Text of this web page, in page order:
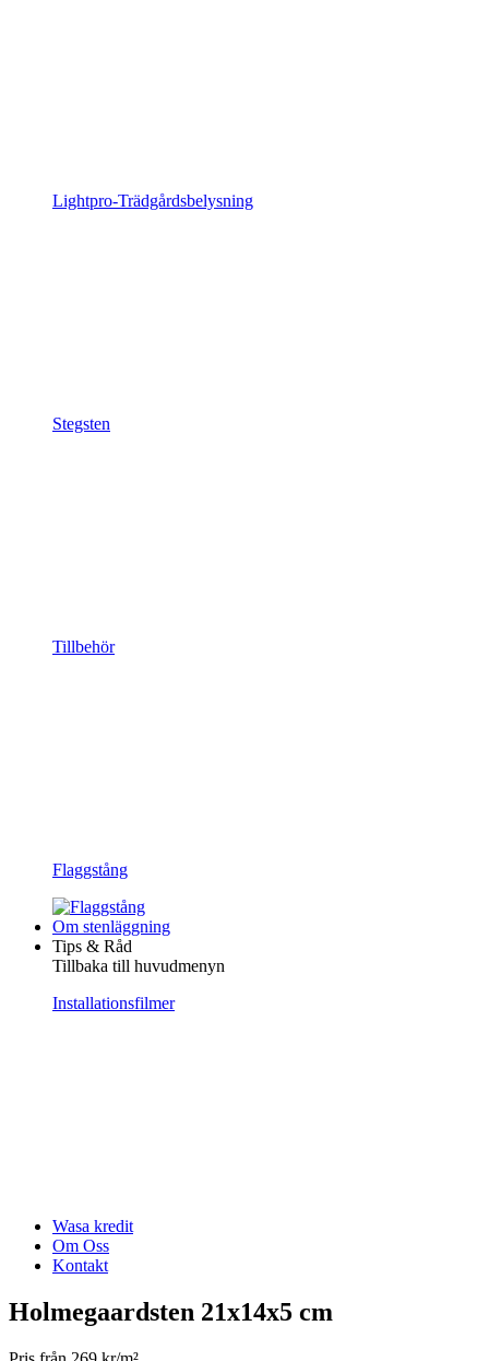
Lightpro-Trädgårdsbelysning
Stegsten
Tillbehör
Flaggstång
Om stenläggning
Tips & Råd
Tillbaka till huvudmenyn
Installationsfilmer
Wasa kredit
Om Oss
Kontakt
Holmegaardsten 21x14x5 cm